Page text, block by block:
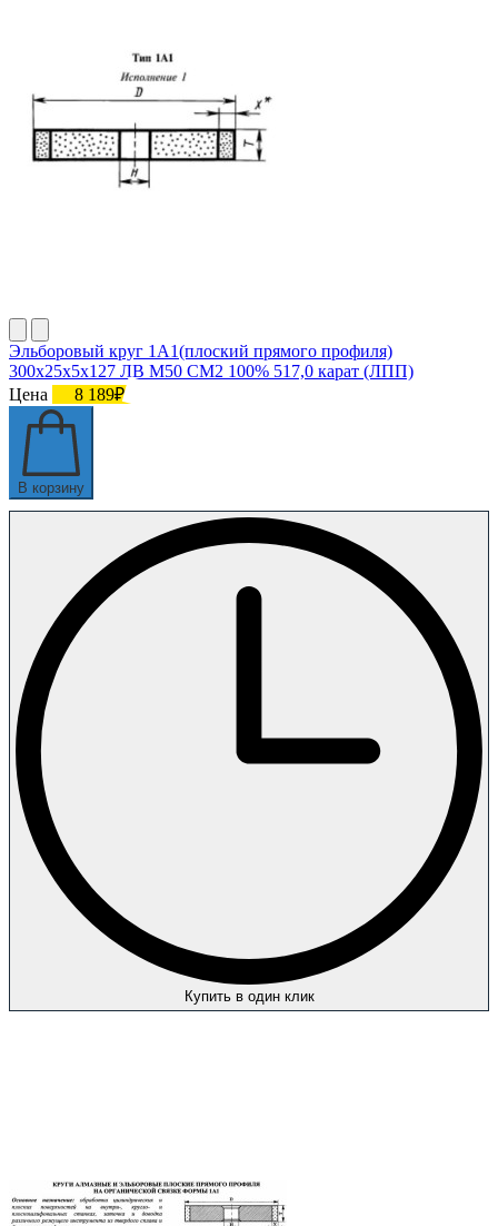
Эльборовый круг 1А1(плоский прямого профиля)
300х25х5х127 ЛВ М50 СМ2 100% 517,0 карат (ЛПП)
Цена
8 189₽
В корзину
Купить в один клик